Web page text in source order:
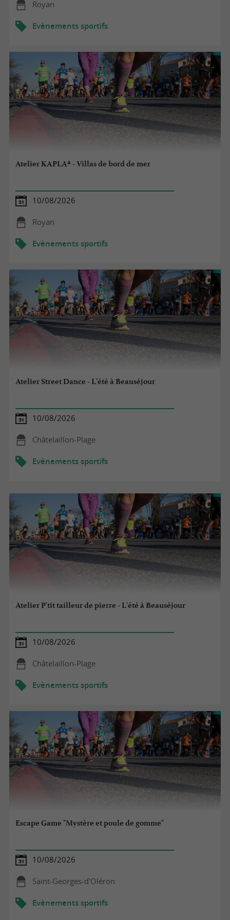
Royan
Evènements sportifs
Atelier KAPLA® - Villas de bord de mer
10/08/2026
Royan
Evènements sportifs
Atelier Street Dance - L'été à Beauséjour
10/08/2026
Châtelaillon-Plage
Evènements sportifs
Atelier P'tit tailleur de pierre - L'été à Beauséjour
10/08/2026
Châtelaillon-Plage
Evènements sportifs
Escape Game "Mystère et poule de gomme"
10/08/2026
Saint-Georges-d'Oléron
Evènements sportifs